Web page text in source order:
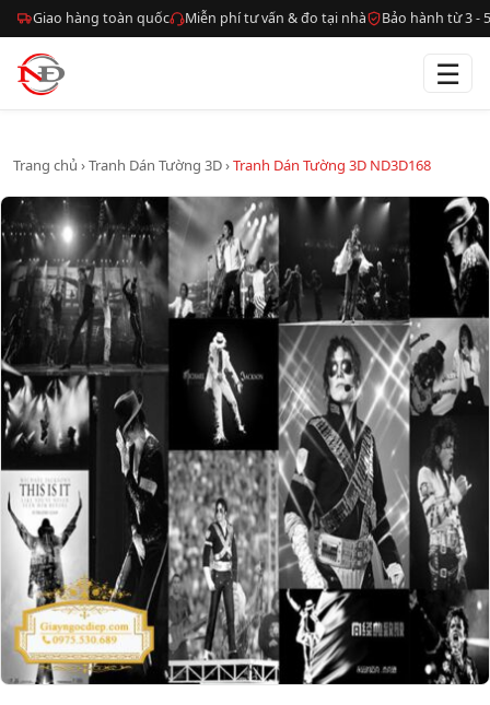
Giao hàng toàn quốc Miễn phí tư vấn & đo tại nhà Bảo hành từ 3 -
☰
Trang chủ ›Tranh Dán Tường 3D›Tranh Dán Tường 3D ND3D168